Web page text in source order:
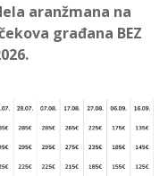
aranžmana na
građana BEZ